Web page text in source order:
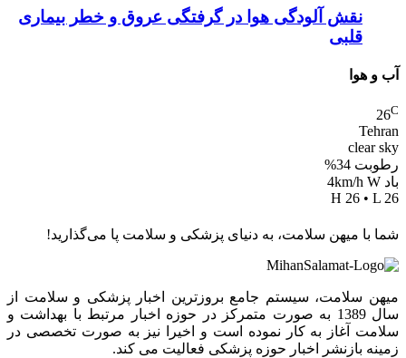
نقش آلودگی هوا در گرفتگی عروق و خطر بیماری
قلبی
آب و هوا
26C
Tehran
clear sky
رطوبت 34%
باد 4km/h W
H 26 • L 26
شما با میهن سلامت، به دنیای پزشکی و سلامت پا می‌گذارید!
میهن سلامت، سیستم جامع بروزترین اخبار پزشکی و سلامت از
سال 1389 به صورت متمرکز در حوزه اخبار مرتبط با بهداشت و
سلامت آغاز به کار نموده است و اخیرا نیز به صورت تخصصی در
زمینه بازنشر اخبار حوزه پزشکی فعالیت می کند.